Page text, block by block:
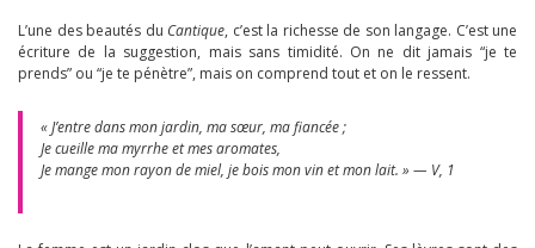
L’une des beautés du Cantique, c’est la richesse de son langage. C’est une
écriture de la suggestion, mais sans timidité. On ne dit jamais “je te
prends” ou “je te pénètre”, mais on comprend tout et on le ressent.
« J’entre dans mon jardin, ma sœur, ma fiancée ;
Je cueille ma myrrhe et mes aromates,
Je mange mon rayon de miel, je bois mon vin et mon lait. » — V, 1